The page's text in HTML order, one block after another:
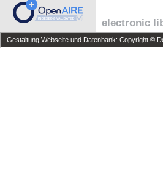
electronic
Gestaltung Webseite und Datenbank: Copyright ©